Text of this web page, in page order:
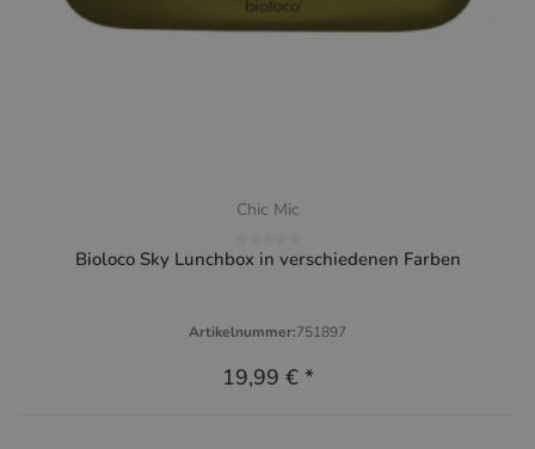
Chic Mic
Bioloco Sky Lunchbox in verschiedenen Farben
Artikelnummer:751897
19,99 € *